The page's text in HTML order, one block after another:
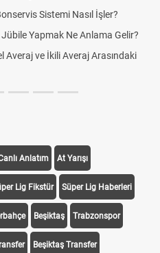
Sistemi Nasıl İşler?
Yapmak Ne Anlama Gelir?
Averaj ve İkili Averaj Arasındaki
Anlatım At Yarışı
Lig Fikstür Süper Lig Haberleri
Beşiktaş Trabzonspor
Beşiktaş Transfer